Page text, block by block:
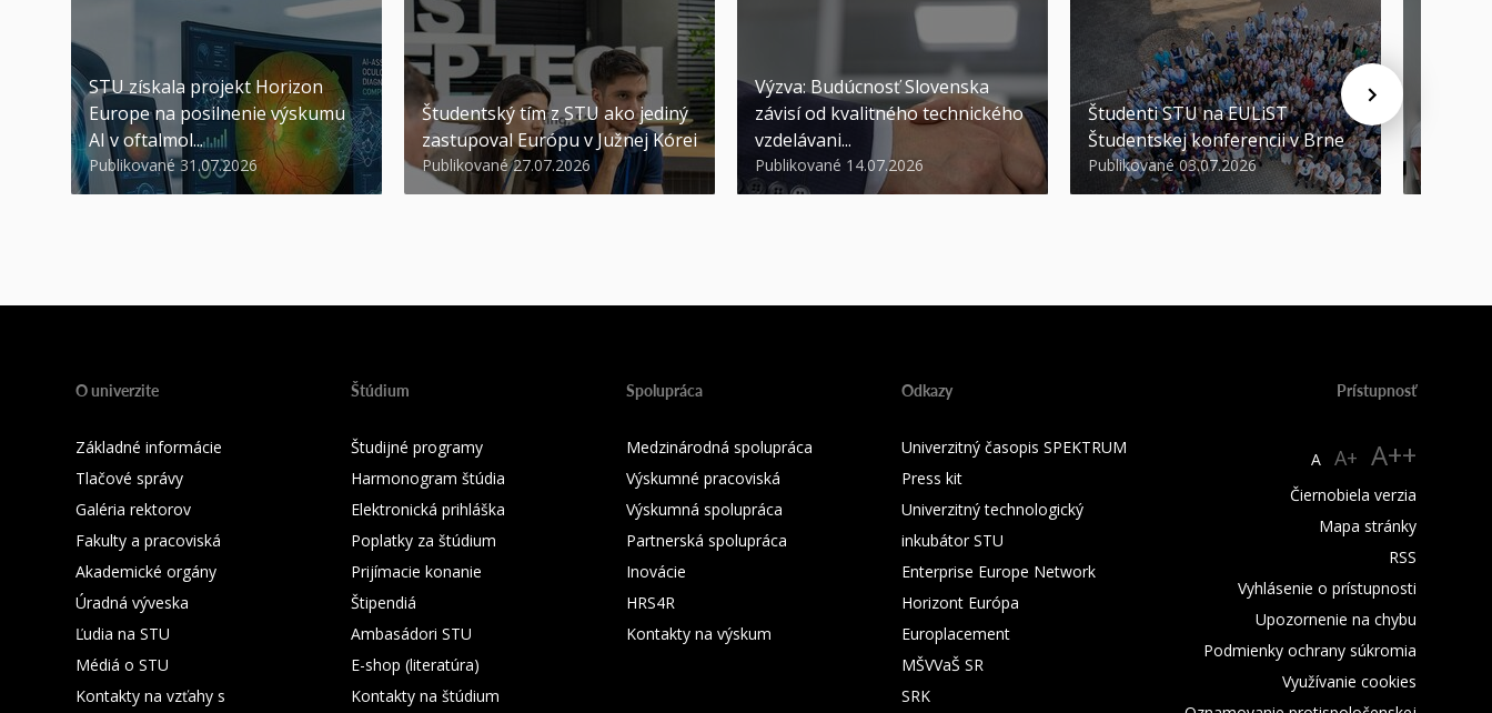
STU získala projekt Horizon
Europe na posilnenie výskumu
AI v oftalmol...
Publikované 31.07.2026
Študentský tím z STU ako jediný
zastupoval Európu v Južnej Kórei
Publikované 27.07.2026
Výzva: Budúcnosť Slovenska
závisí od kvalitného technického
vzdelávani...
Publikované 14.07.2026
Študenti STU na EULiST
Študentskej konferencii v Brne
Publikované 03.07.2026
O univerzite
Základné informácie
Tlačové správy
Galéria rektorov
Fakulty a pracoviská
Akademické orgány
Úradná výveska
Ľudia na STU
Médiá o STU
Kontakty na vzťahy s
Štúdium
Študijné programy
Harmonogram štúdia
Elektronická prihláška
Poplatky za štúdium
Prijímacie konanie
Štipendiá
Ambasádori STU
E-shop (literatúra)
Kontakty na štúdium
Spolupráca
Medzinárodná spolupráca
Výskumné pracoviská
Výskumná spolupráca
Partnerská spolupráca
Inovácie
HRS4R
Kontakty na výskum
Odkazy
Univerzitný časopis SPEKTRUM
Press kit
Univerzitný technologický
inkubátor STU
Enterprise Europe Network
Horizont Európa
Europlacement
MŠVVaŠ SR
SRK
Prístupnosť
A A+ A++
Čiernobiela verzia
Mapa stránky
RSS
Vyhlásenie o prístupnosti
Upozornenie na chybu
Podmienky ochrany súkromia
Využívanie cookies